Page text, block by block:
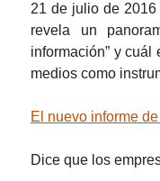
21 de julio de 2016
revela un
información” y
medios como
El nuevo informe
Dice que los